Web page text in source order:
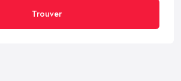
Trouver